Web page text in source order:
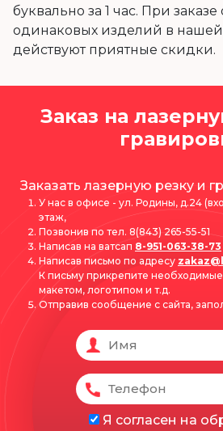
буквально за 1 час. При заказе
одинаковых изделий в
действуют приятные скидки.
Заказ на
Заказать лазерную резку и
У нас в офисе - ул. Родины, д.24
этаж,
Позвонив по тел. 8(843) 265-55-51
Написав на ватсап 8-951-063-38-73
Написав письмо по адресу
К письму прикрепите
макетом, логотипом и т.д.
Отправив сообщение с сайта,
Я согласен на